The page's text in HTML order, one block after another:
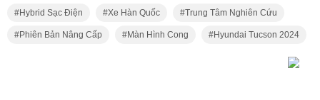
Hybrid Sạc Điện Xe Hàn Quốc Trung Tâm Nghiên Cứu
Phiên Bản Nâng Cấp Màn Hình Cong Hyundai Tucson 2024